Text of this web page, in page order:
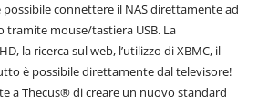
possibile connettere il NAS direttamente ad
mouse/tastiera USB. La
la ricerca sul web, l’utilizzo di XBMC, il
è possibile direttamente dal televisore!
a Thecus® di creare un nuovo standard